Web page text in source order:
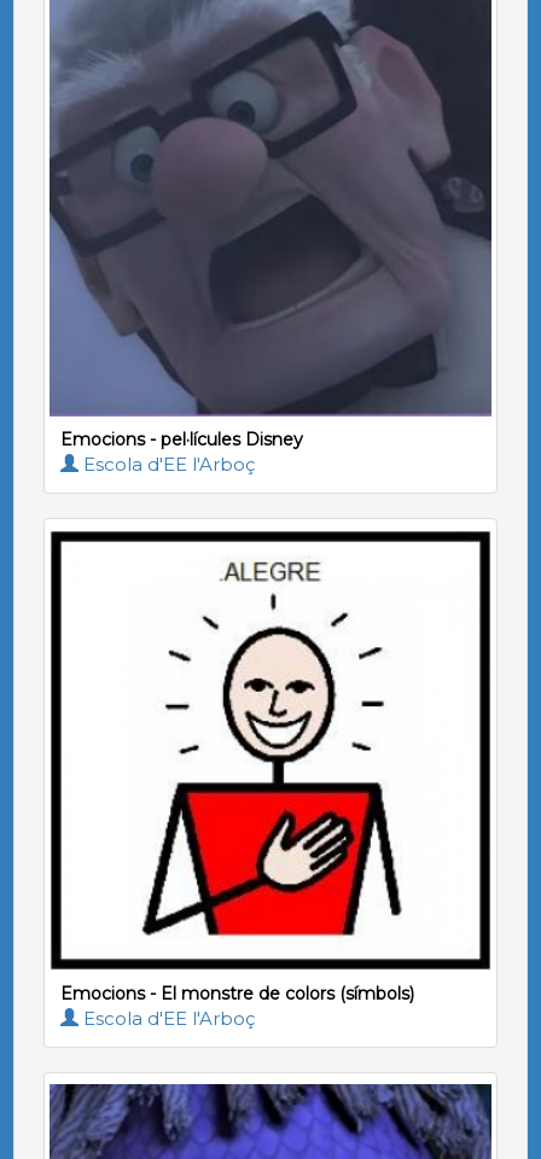
Emocions - pel·lícules Disney
Escola d'EE l'Arboç
Emocions - El monstre de colors (símbols)
Escola d'EE l'Arboç